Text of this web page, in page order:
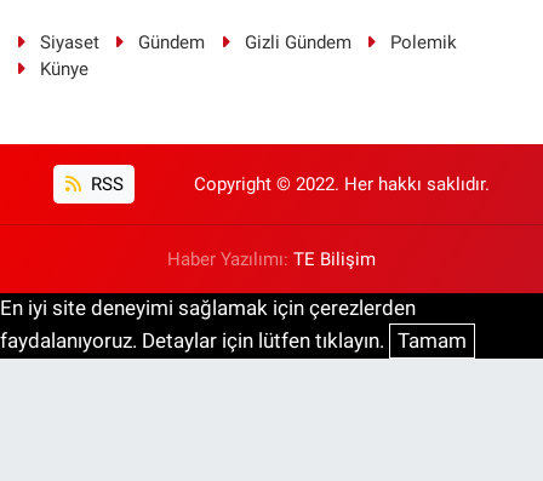
Siyaset Gündem Gizli Gündem
Polemik
Künye
RSS Copyright © 2022. Her hakkı saklıdır.
Haber Yazılımı: TE Bilişim
En iyi site deneyimi sağlamak için çerezlerden
faydalanıyoruz. Detaylar için lütfen tıklayın. Tamam